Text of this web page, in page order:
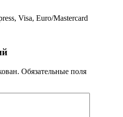
Visa, Euro/Mastercard
Обязательные поля